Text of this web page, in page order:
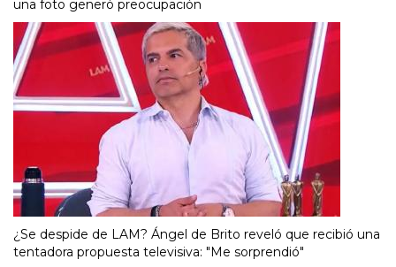
una foto generó preocupación
¿Se despide de LAM? Ángel de Brito reveló que recibió una
tentadora propuesta televisiva: "Me sorprendió"